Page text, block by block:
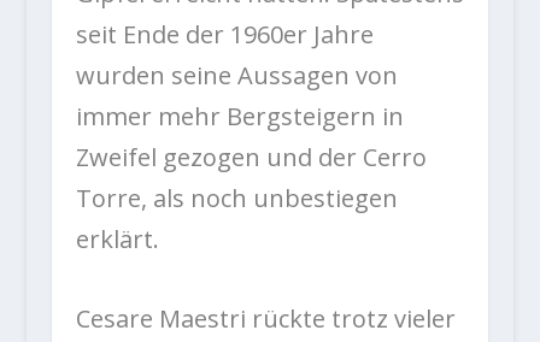
seit Ende der 1960er Jahre
wurden seine Aussagen von
immer mehr Bergsteigern in
Zweifel gezogen und der Cerro
Torre, als noch unbestiegen
erklärt.
Cesare Maestri rückte trotz vieler